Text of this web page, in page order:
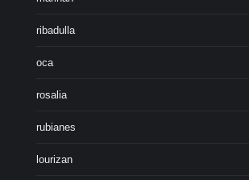
ribadulla
oca
rosalia
rubianes
lourizan